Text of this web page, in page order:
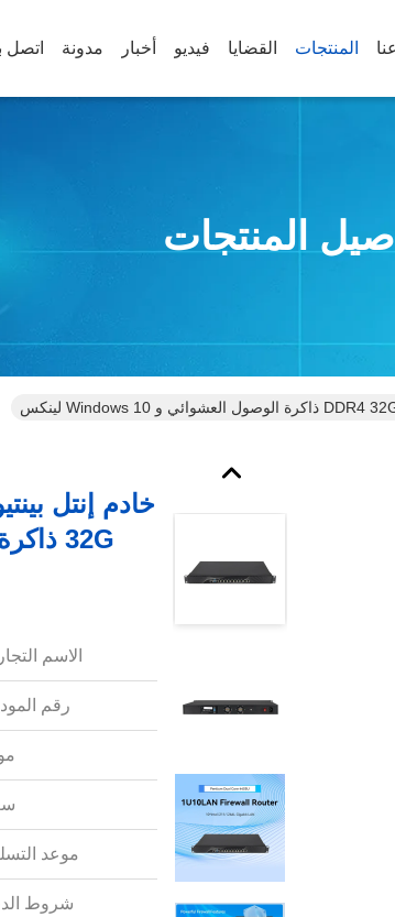
المنتجات القضايا فيديو أخبار مدونة اتصل
المنتجات
الاسم
رقم
موعد
شروط